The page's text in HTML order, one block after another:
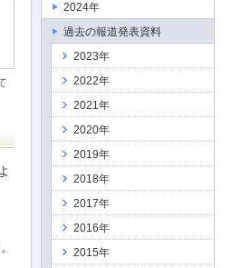
2024年
過去の報道発表資料
2023年
2022年
2021年
2020年
2019年
2018年
2017年
2016年
2015年